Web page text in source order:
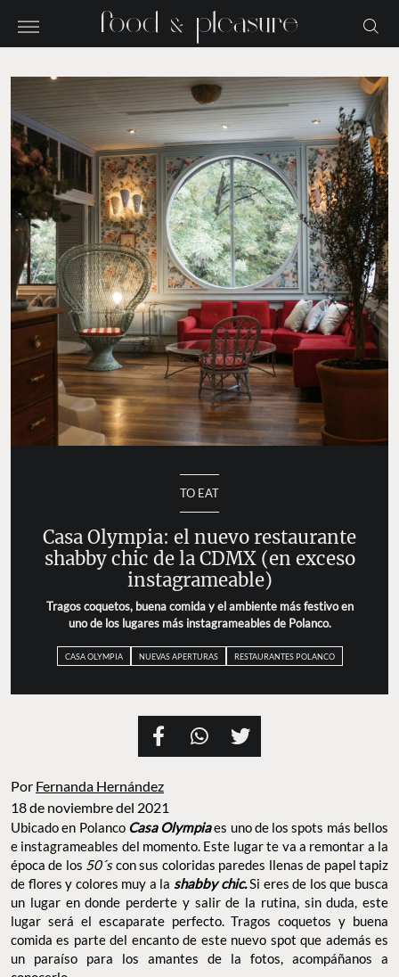
TO EAT
Casa Olympia: el nuevo restaurante
shabby chic de la CDMX (en exceso
instagrameable)
Tragos coquetos, buena comida y el ambiente más festivo en
uno de los lugares más instagrameables de Polanco.
CASA OLYMPIA NUEVAS APERTURAS RESTAURANTES POLANCO
Por Fernanda Hernández
18 de noviembre del 2021
Ubicado en Polanco Casa Olympiaes uno de los spots más bellos
e instagrameables del momento. Este lugar te va a remontar a la
época de los 50´scon sus coloridas paredes llenas de papel tapiz
de flores y colores muy a la shabby chic.Si eres de los que busca
un lugar en donde perderte y salir de la rutina, sin duda, este
lugar será el escaparate perfecto. Tragos coquetos y buena
comida es parte del encanto de este nuevo spot que además es
un paraíso para los amantes de la fotos, acompáñanos a